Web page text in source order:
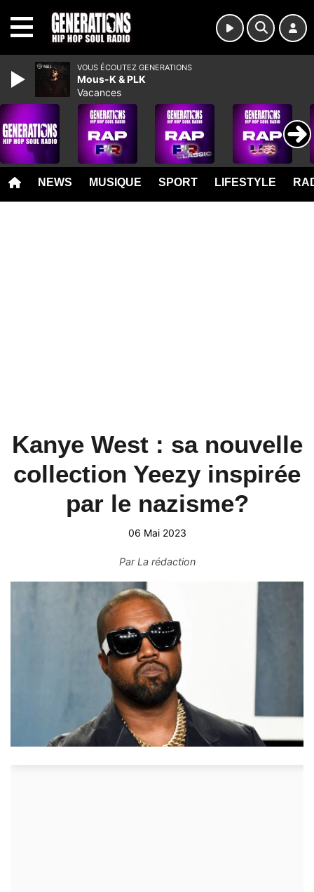
NEWS MUSIQUE SPORT LIFESTYLE
Kanye West : sa nouvelle
collection Yeezy inspirée
par le nazisme?
06 Mai 2023
ParLa rédaction
VOUS ÉCOUTEZ GENERATIONS
Mous-K & PLK
Vacances